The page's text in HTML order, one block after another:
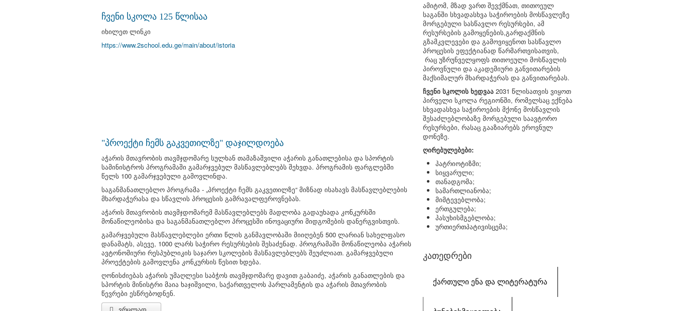
ჩვენი სკოლა 125 წლისაა
იხილეთ ლინკი
https://www.2school.edu.ge/main/about/istoria
"პროექტი ჩემს გაკვეთილზე" დაჯილდოება
აჭარის მთავრობის თავმჯდომარე სულხან თამაზაშვილი აჭარის განათლებისა და სპორტის
სამინისტროს პროგრამაში გამარჯვებულ მასწავლებლებს შეხვდა. პროგრამის ფარგლებში
წელს 100 გამარჯვებული გამოვლინდა.
საგანმანათლებლო პროგრამა - „პროექტი ჩემს გაკვეთილზე“ მიზნად ისახავს მასწავლებლების
მხარდაჭერასა და სწავლის პროცესის გამრავალფეროვნებას.
აჭარის მთავრობის თავმჯდომარემ მასწავლებლებს მადლობა გადაუხადა კონკურსში
მონაწილეობისა და საგანმანათლებლო პროცესში ინოვაციური მიდგომების დანერგვისთვის.
გამარჯვებული მასწავლებლები ერთი წლის განმავლობაში მიიღებენ 500 ლარიან სახელფასო
დანამატს, ასევე, 1000 ლარს საჭირო რესურსების შესაძენად. პროგრამაში მონაწილეობა აჭარის
ავტონომიური რესპუბლიკის საჯარო სკოლების მასწავლებლებს შეუძლიათ. გამარჯვებული
პროექტების გამოვლენა კონკურსის წესით ხდება.
ღონისძიებას აჭარის უმაღლესი საბჭოს თავმჯდომარე დავით გაბაიძე, აჭარის განათლების და
სპორტის მინისტრი მაია ხაჯიშვილი, საქართველოს პარლამენტის და აჭარის მთავრობის
წევრები ესწრებოდნენ.
ამიტომ, მზად ვართ შევქმნათ, თითოეულ
საგანში სხვადასხვა საჭიროების მოსწავლეზე
მორგებული სასწავლო რესურსები, ამ
რესურსების გამოყენების,გარდაქმნის
გზამკვლევები და გამოვიყენოთ სასწავლო
პროცესის ეფექტიანად წარმართვისათვის,
რაც უზრუნველყოფს თითოეული მოსწავლის
პიროვნული და აკადემიური განვითარების
მაქსიმალურ მხარდაჭერას და განვითარებას.
ჩვენი სკოლის ხედვაა 2031 წლისათვის ვიყოთ
პირველი სკოლა რეგიონში, რომელსაც ექნება
სხვადასხვა საჭიროების მქონე მოსწავლის
შესაძლებლობაზე მორგებული საავტორო
რესურსები, რასაც გააზიარებს ეროვნულ
დონეზე.
ღირებულებები:
პატრიოტიზმი;
სიყვარული;
თანადგომა;
სამართლიანობა;
მიმტევებლობა;
ერთგულება;
პასუხისმგებლობა;
ურთიერთპატივისცემა;
კათედრები
ᲥᲐᲠᲗᲣᲚᲘ ᲔᲜᲐ ᲓᲐ ᲚᲘᲢᲔᲠᲐᲢᲣᲠᲐ